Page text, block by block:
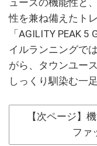
性を兼ね備えたト
「AGILITY PEAK
イルランニングで
がら、タウンユー
しっくり馴染む一足
【次ページ】
ファ